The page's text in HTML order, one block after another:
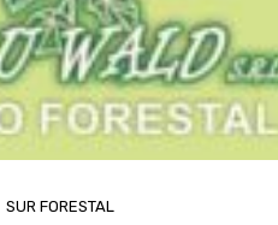
SUR FORESTAL